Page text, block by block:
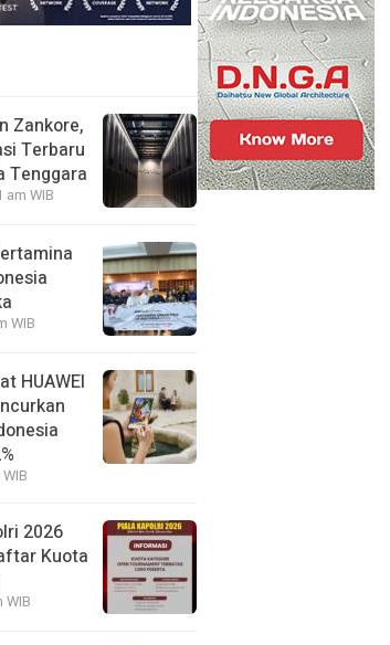
Zankore,
Terbaru
Tenggara
am WIB
WIB
HUAWEI
2026
Kuota
WIB